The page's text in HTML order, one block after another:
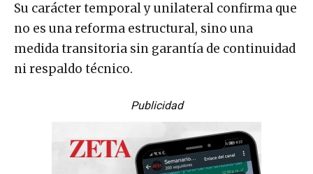
Su carácter temporal y unilateral confirma que
no es una reforma estructural, sino una
medida transitoria sin garantía de continuidad
ni respaldo técnico.
Publicidad